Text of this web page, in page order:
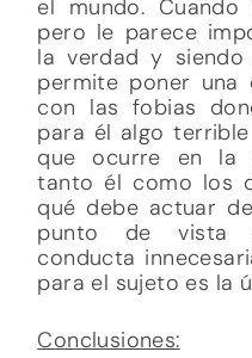
el mundo.
pero le parece
la verdad y siendo
permite poner una
con las fobias
para él algo
que ocurre en la
tanto él como los
qué debe actuar
punto de vista
conducta
para el sujeto es la
Conclusiones: